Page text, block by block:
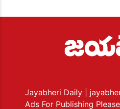
Jayabheri Daily
|
Ads For Publishing